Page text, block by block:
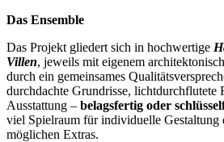
Das Ensemble
Das Projekt gliedert sich in hochwertige
Villen, jeweils mit eigenem
durch ein gemeinsames
durchdachte Grundrisse, lichtdurchflutete
Ausstattung – belagsfertig oder
viel Spielraum für individuelle Gestaltung
möglichen Extras.